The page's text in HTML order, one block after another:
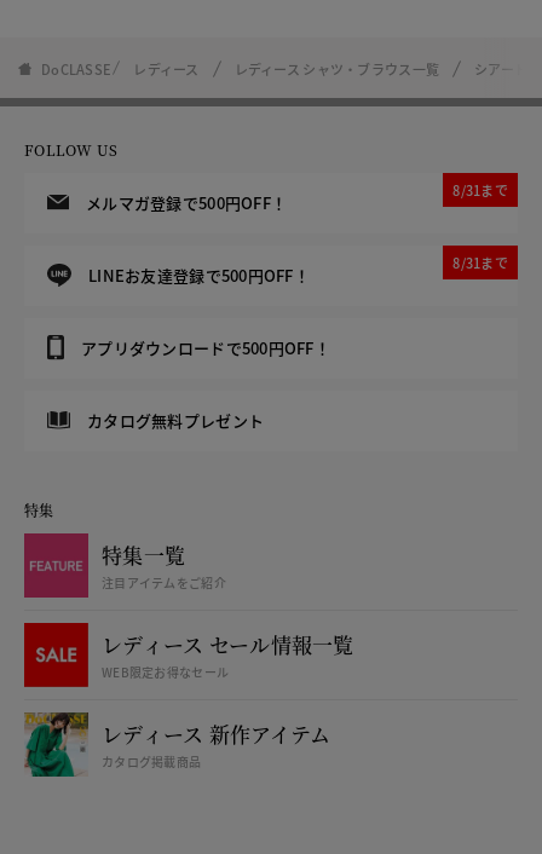
DoCLASSE レディース レディース シャツ・ブラウス一覧 シアード
FOLLOW US
メルマガ登録で500円OFF！
8/31まで
LINEお友達登録で500円OFF！
8/31まで
アプリダウンロードで500円OFF！
カタログ無料プレゼント
特集
特集一覧
注目アイテムをご紹介
レディース セール情報一覧
WEB限定お得なセール
レディース 新作アイテム
カタログ掲載商品